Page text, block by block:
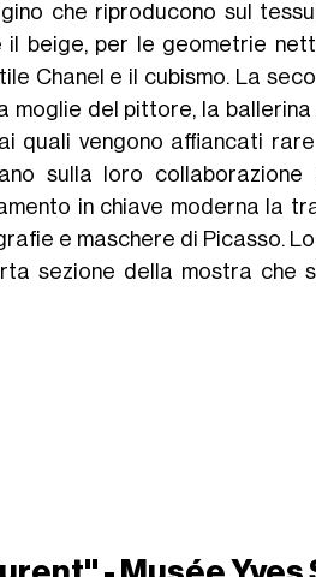
che riproducono sul
il beige, per le geometrie
Chanel e il cubismo. La
del pittore, la ballerina
quali vengono affiancati
sulla loro
in chiave moderna la
e maschere di Picasso.
sezione della mostra che